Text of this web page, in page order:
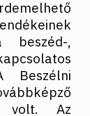
beszéd-,
Beszélni
volt. Az